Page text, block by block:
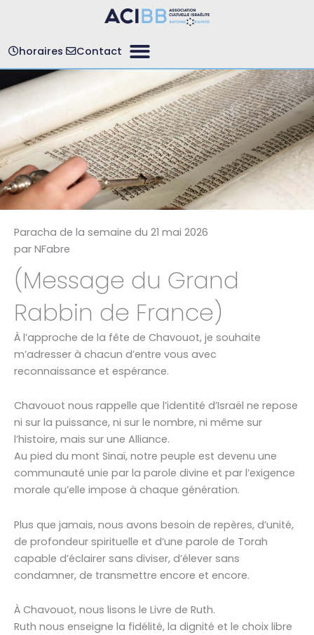
horaires Contact
Paracha de la semaine du 21 mai 2026
par NFabre
(Message du Grand
Rabbin de France)
À l’approche de la fête de Chavouot, je souhaite
m’adresser à chacun d’entre vous avec
reconnaissance et espérance.
Chavouot nous rappelle que l’identité d’Israël ne repose
ni sur la puissance, ni sur le nombre, ni même sur
l’histoire, mais sur une Alliance.
Au pied du mont Sinaï, notre peuple est devenu une
communauté unie par la parole divine et par l’exigence
morale qu’elle impose à chaque génération.
Plus que jamais, nous avons besoin de repères, d’unité,
de profondeur spirituelle et d’une parole de Torah
capable d’éclairer sans diviser, d’élever sans
condamner, de transmettre encore et encore.
À Chavouot, nous lisons le Livre de Ruth.
Ruth nous enseigne la fidélité, la dignité et le choix libre